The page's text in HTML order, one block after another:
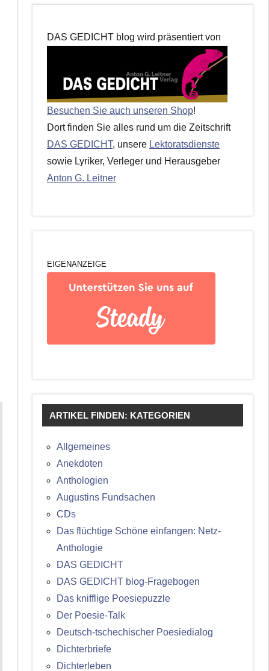
DAS GEDICHT blog wird präsentiert von
Besuchen Sie auch unseren Shop!
Dort finden Sie alles rund um die Zeitschrift
DAS GEDICHT, unsere Lektoratsdienste
sowie Lyriker, Verleger und Herausgeber
Anton G. Leitner
EIGENANZEIGE
ARTIKEL FINDEN: KATEGORIEN
Allgemeines
Anekdoten
Anthologien
Augustins Fundsachen
CDs
Das flüchtige Schöne einfangen: Netz-
Anthologie
DAS GEDICHT
DAS GEDICHT blog-Fragebogen
Das knifflige Poesiepuzzle
Der Poesie-Talk
Deutsch-tschechischer Poesiedialog
Dichterbriefe
Dichterleben